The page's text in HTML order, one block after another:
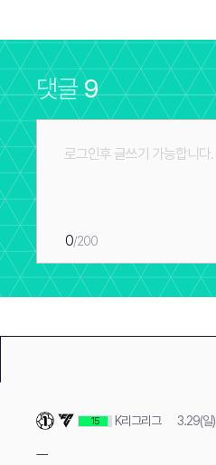
댓글9
0/200
15 K리그리그 3.29(일)
ㅡ